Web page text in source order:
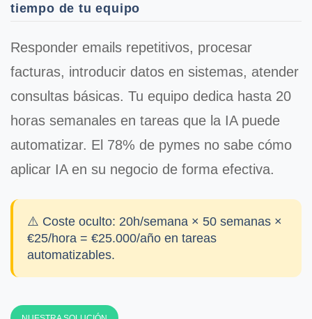
tiempo de tu equipo
Responder emails repetitivos, procesar
facturas, introducir datos en sistemas, atender
consultas básicas. Tu equipo dedica hasta 20
horas semanales en tareas que la IA puede
automatizar. El 78% de pymes no sabe cómo
aplicar IA en su negocio de forma efectiva.
⚠️ Coste oculto: 20h/semana × 50 semanas ×
€25/hora = €25.000/año en tareas
automatizables.